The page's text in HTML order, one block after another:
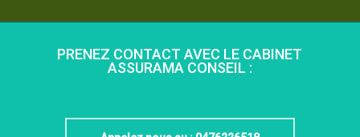
PRENEZ CONTACT AVEC LE CABINET
ASSURAMA CONSEIL :